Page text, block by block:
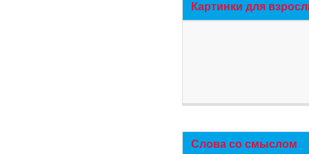
Картинки для
Слова со смыслом